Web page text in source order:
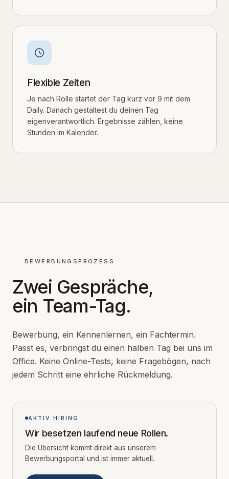
Flexible Zeiten
Je nach Rolle startet der Tag kurz vor 9 mit dem
Daily. Danach gestaltest du deinen Tag
eigenverantwortlich. Ergebnisse zählen, keine
Stunden im Kalender.
BEWERBUNGSPROZESS
Zwei Gespräche,
ein Team-Tag.
Bewerbung, ein Kennenlernen, ein Fachtermin.
Passt es, verbringst du einen halben Tag bei uns im
Office. Keine Online-Tests, keine Fragebögen, nach
jedem Schritt eine ehrliche Rückmeldung.
AKTIV HIRING
Wir besetzen laufend neue Rollen.
Die Übersicht kommt direkt aus unserem
Bewerbungsportal und ist immer aktuell.